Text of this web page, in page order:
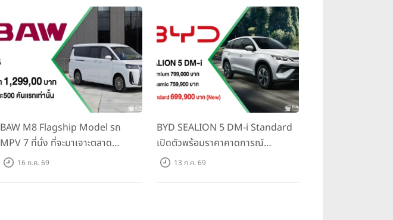
BAW M8 Flagship Model รถ
MPV 7 ที่นั่ง ที่จะมาเจาะตลาด
ครอบครัวและองค์กรยุคใหม่ เปิดราคา
16 ก.ค. 69
BYD SEALION 5 DM-i Standard
เปิดตัวพร้อมราคาคาดการณ์
699,900 บาท รุ่นย่อยล่าสุดที่มีระยะ
13 ก.ค. 69